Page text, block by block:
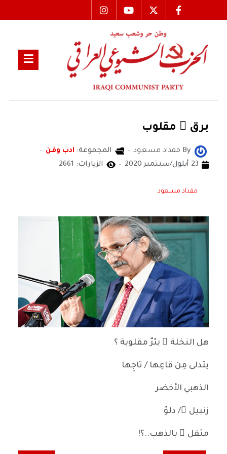
برق ٌ مقلوب
By مقداد مسعود المجموعة: ادب وفن
23 أيلول/سبتمبر 2020
الزيارات: 2661
مقداد مسعود
هل النخلة ٌ بئرٌ مقلوبة ؟
يتدلى مِن قاعِها / تاجِها
الذهبي الأخضر
زنبيل ٌ/ دلوٌ
مثقل ٌ بالذهب..؟!